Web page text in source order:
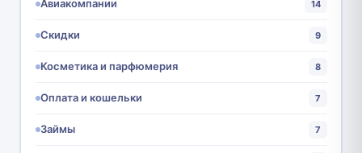
Авиакомпании 14
Скидки 9
Косметика и парфюмерия 8
Оплата и кошельки 7
Займы 7